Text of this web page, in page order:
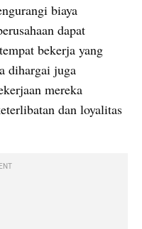
biaya
dapat
bekerja yang
dihargai juga
mereka
dan loyalitas